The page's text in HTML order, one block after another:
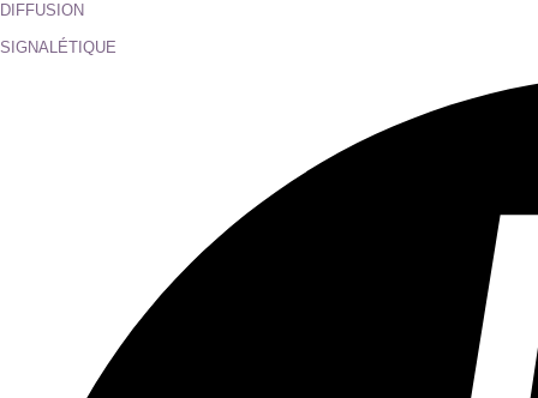
DIFFUSION
SIGNALÉTIQUE